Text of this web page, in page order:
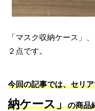
「マスク収納ケース」
２点です。
今回の記事では、セリ
納ケース」の商品